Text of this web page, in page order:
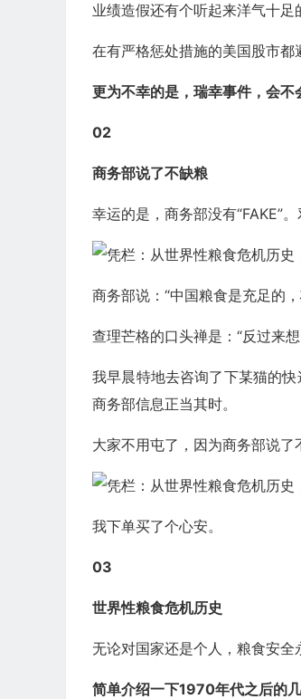
业绩造假还有个听起来洋气十
在有严格惩处措施的美国股市
更为不幸的是，瑞幸事件，会不
02
商务部说了不缺粮
幸运的是，商务部没有“FAKE”
商务部说：“中国粮食是充足的，
查理芒格的口头禅是：“反过来想
我早晨特地去咨询了下某猫的
商务部信息正当其时。
大家不用屯了，因为商务部说了
我下单买了个心安。
03
世界性粮食危机历史
无论对国家还是个人，粮食安全
简单介绍一下1970年代之后的